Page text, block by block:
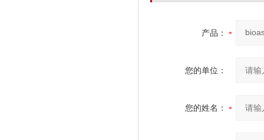
产品：
您的单位：
您的姓名：